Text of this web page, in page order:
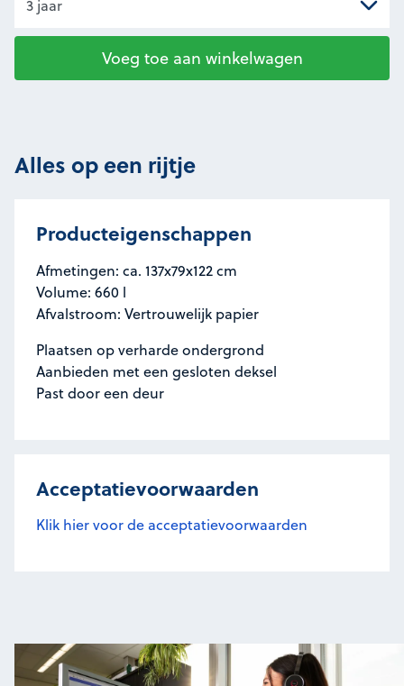
Voeg toe aan winkelwagen
Alles op een rijtje
Producteigenschappen
Afmetingen: ca. 137x79x122 cm
Volume: 660 l
Afvalstroom: Vertrouwelijk papier
Plaatsen op verharde ondergrond
Aanbieden met een gesloten deksel
Past door een deur
Acceptatievoorwaarden
Klik hier voor de acceptatievoorwaarden